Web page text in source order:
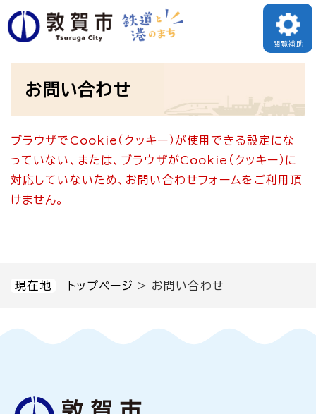
ペ
ー
す
メニューを飛ばして本文へ
閲覧補助
現在地 トップページ > お問い合わせ
お問い合わせ
ブラウザでCookie（クッキー）が使用できる設定にな
っていない、または、ブラウザがCookie（クッキー）に
対応していないため、お問い合わせフォームをご利用頂
けません。